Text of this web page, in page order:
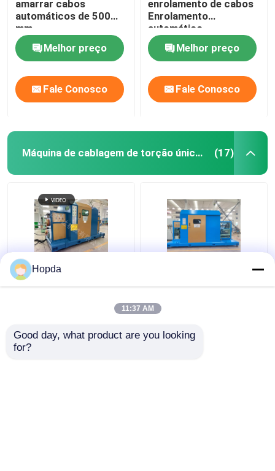
amarrar cabos
automáticos de 500
mm
Melhor preço
Fale Conosco
enrolamento de cabos
Enrolamento
automático
Enrolamento integrado
e envolvimento com
filme
Melhor preço
Fale Conosco
Máquina de cablagem de torção única de cantilever (17)
Máquina de cablagem
de torção única de 630
Melhor preço
cabos de ligação a
cabo
Melhor preço
Hopda
11:37 AM
Good day, what product are you looking
for?